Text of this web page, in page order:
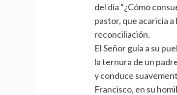
del día “¿Cómo
pastor, que acaricia a
reconciliación.
El Señor guía a su
la ternura de un
y conduce
Francisco, en su